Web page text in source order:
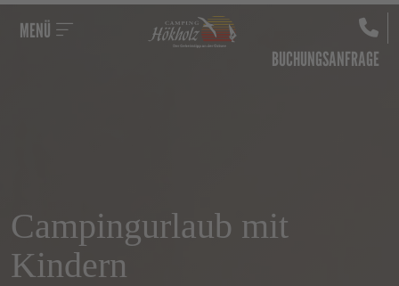
MENÜ
BUCHUNGSANFRAGE
Campingurlaub mit
Kindern